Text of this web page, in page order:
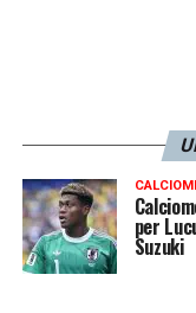
per
Suzuki